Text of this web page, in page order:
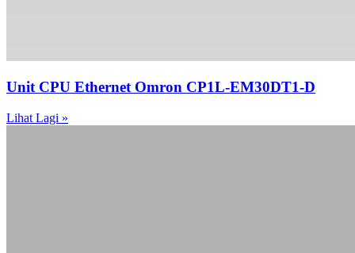
Unit CPU Ethernet Omron CP1L-EM30DT1-D
Lihat Lagi »